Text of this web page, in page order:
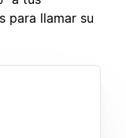
para llamar su